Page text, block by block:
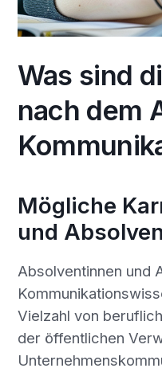
Was sind
nach dem
Mögliche
und
Absolventinnen und
Vielzahl von
der öffentlichen